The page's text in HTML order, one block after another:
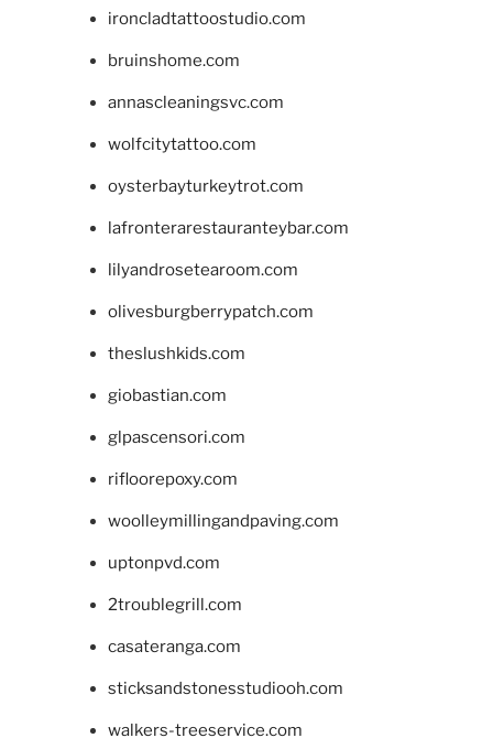
ironcladtattoostudio.com
bruinshome.com
annascleaningsvc.com
wolfcitytattoo.com
oysterbayturkeytrot.com
lafronterarestauranteybar.com
lilyandrosetearoom.com
olivesburgberrypatch.com
theslushkids.com
giobastian.com
glpascensori.com
rifloorepoxy.com
woolleymillingandpaving.com
uptonpvd.com
2troublegrill.com
casateranga.com
sticksandstonesstudiooh.com
walkers-treeservice.com